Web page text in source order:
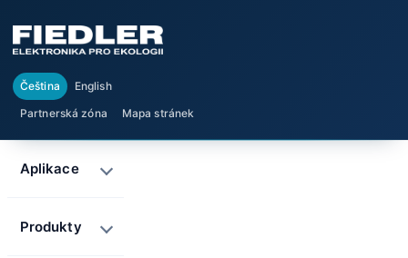
Čeština
English
Partnerská zóna
Mapa stránek
Aplikace
Produkty